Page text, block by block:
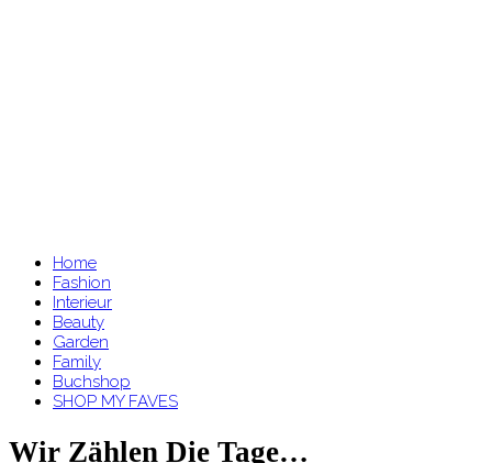
Home
Fashion
Interieur
Beauty
Garden
Family
Buchshop
SHOP MY FAVES
Wir Zählen Die Tage…